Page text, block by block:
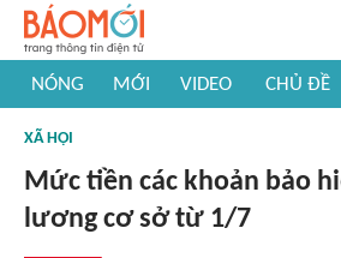
NÓNG MỚI VIDEO CHỦ ĐỀ
#Khám phá thế giới
XÃ HỘI
Mức tiền các khoản bảo
lương cơ sở từ 1/7